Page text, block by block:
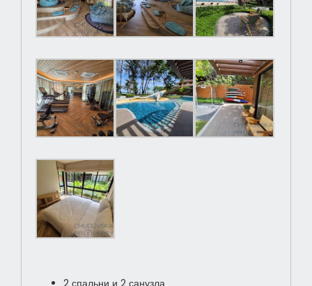
2 спальни и 2 санузла